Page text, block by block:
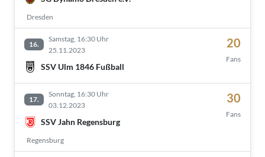
Dresden
16.
Samstag, 16:30 Uhr
25.11.2023
SSV Ulm 1846 Fußball
20
Fans
17.
Sonntag, 16:30 Uhr
03.12.2023
SSV Jahn Regensburg
Regensburg
30
Fans